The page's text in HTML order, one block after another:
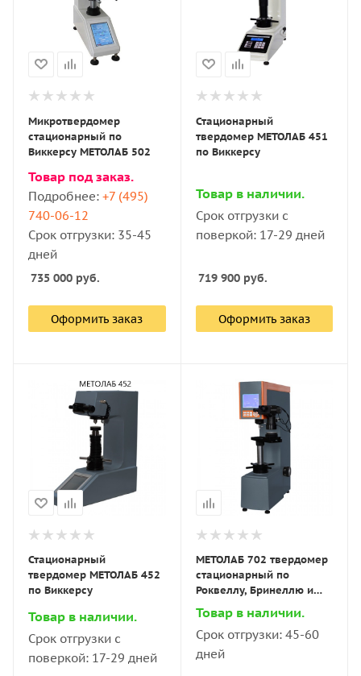
Микротвердомер
стационарный по
Виккерсу МЕТОЛАБ 502
Товар под заказ.
Подробнее: +7 (495)
740-06-12
Срок отгрузки: 35-45
дней
735 000 руб.
Оформить заказ
Стационарный
твердомер МЕТОЛАБ 451
по Виккерсу
Товар в наличии.
Срок отгрузки с
поверкой: 17-29 дней
719 900руб.
Оформить заказ
Стационарный
твердомер МЕТОЛАБ 452
по Виккерсу
Товар в наличии.
Срок отгрузки с
поверкой: 17-29 дней
МЕТОЛАБ 702 твердомер
стационарный по
Роквеллу, Бринеллю и
Виккерсу
Товар в наличии.
Срок отгрузки: 45-60
дней